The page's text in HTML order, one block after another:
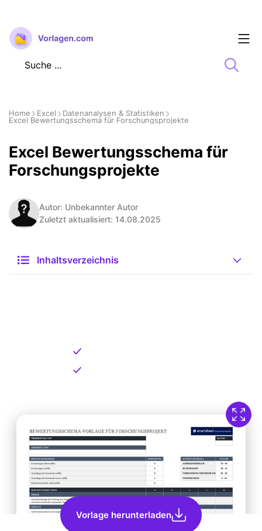
Zum
Inhalt
springen
Home Excel
Datenanalysen & Statistiken
Excel Bewertungsschema für Forschungsprojekte
Excel Bewertungsschema für
Forschungsprojekte
Autor: Unbekannter Autor
Zuletzt aktualisiert: 14.08.2025
Inhaltsverzeichnis
Vorlage herunterladen